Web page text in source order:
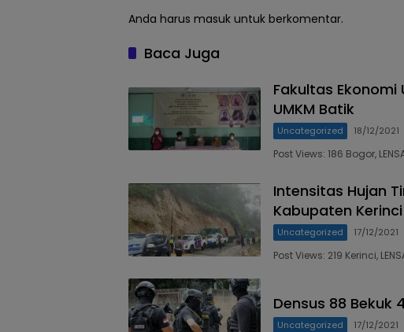
Anda harus masuk untuk berkomentar.
Baca Juga
Fakultas Ekonomi
UMKM Batik
Uncategorized 18/12/2021
Post Views: 186 Bogor,
Intensitas Hujan
Kabupaten
Uncategorized 17/12/2021
Post Views: 219 Kerinci,
Densus 88 Bekuk
Uncategorized 17/12/2021